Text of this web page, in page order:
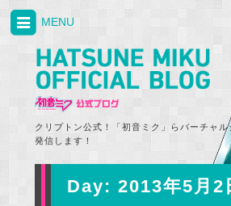
クリプトン公式！「初音ミク」らバーチャ
発信します！
MENU
Day: 2013年5月2